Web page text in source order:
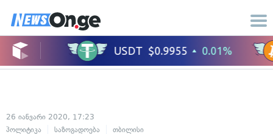
26 იანვარი 2020, 17:23
პოლიტიკა
საზოგადოება თბილისი